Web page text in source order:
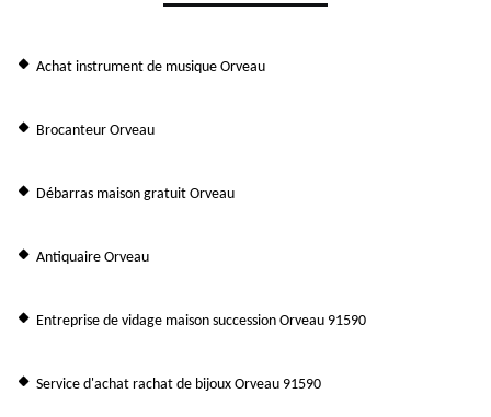
Achat instrument de musique Orveau
Brocanteur Orveau
Débarras maison gratuit Orveau
Antiquaire Orveau
Entreprise de vidage maison succession Orveau 91590
Service d'achat rachat de bijoux Orveau 91590